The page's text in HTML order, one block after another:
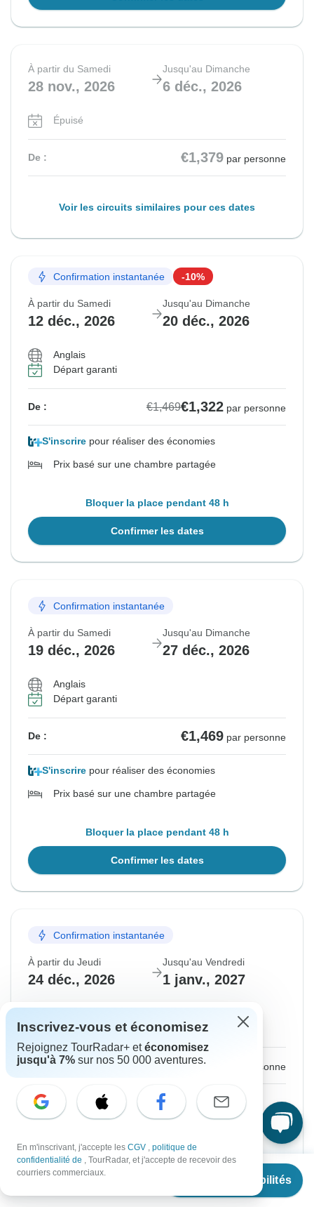
À partir de
Voir les disponibilités
À partir du Samedi
28 nov., 2026
Jusqu'au Dimanche
6 déc., 2026
Épuisé
De : €1,379 par personne
Voir les circuits similaires pour ces dates
Confirmation instantanée -10%
À partir du Samedi
12 déc., 2026
Jusqu'au Dimanche
20 déc., 2026
Anglais
Départ garanti
De : €1,469€1,322 par personne
S'inscrire pour réaliser des économies
Prix basé sur une chambre partagée
Bloquer la place pendant 48 h
Confirmer les dates
Confirmation instantanée
À partir du Samedi
19 déc., 2026
Jusqu'au Dimanche
27 déc., 2026
Anglais
Départ garanti
De : €1,469 par personne
S'inscrire pour réaliser des économies
Prix basé sur une chambre partagée
Bloquer la place pendant 48 h
Confirmer les dates
Confirmation instantanée
À partir du Jeudi
24 déc., 2026
Jusqu'au Vendredi
1 janv., 2027
Départ garanti
De : €1,469 par personne
S'inscrire pour réaliser des économies
Prix basé sur une chambre partagée
Bloquer la place pendant 48 h
Inscrivez-vous et économisez
Rejoignez TourRadar+ etéconomisez
jusqu'à 7% sur nos 50 000 aventures.
En m'inscrivant, j'accepte les CGV , politique de
confidentialité de , TourRadar, et j'accepte de recevoir des
courriers commerciaux.